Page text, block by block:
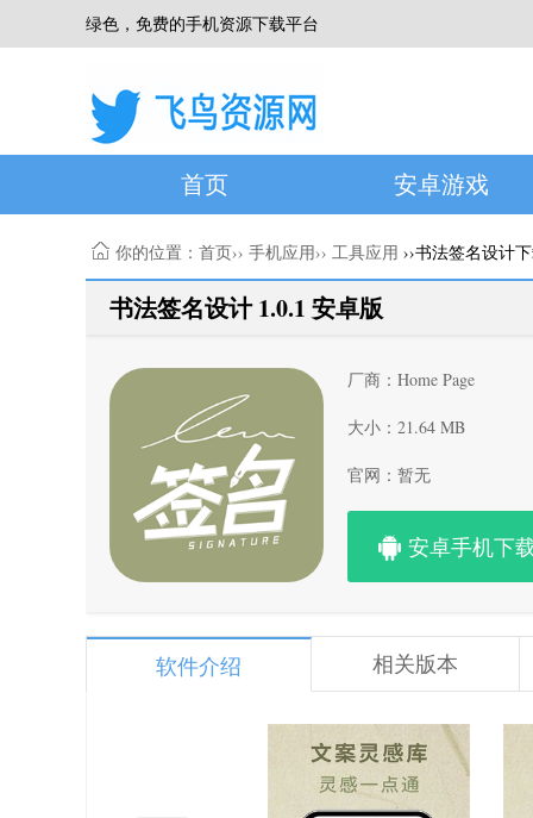
绿色，免费的手机资源下载平台
首页 安卓游戏
你的位置： 首页›› 手机应用›› 工具应用 ››书法签名设计
书法签名设计 1.0.1 安卓版
安卓手机下
厂商：Home Page
大小：21.64 MB
官网：暂无
软件介绍 相关版本